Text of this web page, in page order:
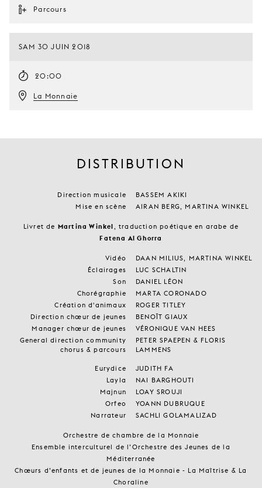
Parcours
SAM 30 JUIN 2018
20:00
La Monnaie
DISTRIBUTION
Direction musicale
BASSEM AKIKI
Mise en scène
AIRAN BERG, MARTINA WINKEL
Livret de Martina Winkel, traduction poétique en arabe de
Fatena Al Ghorra
Vidéo
DAAN MILIUS, MARTINA WINKEL
Éclairages
LUC SCHALTIN
Son
DANIEL LÉON
Chorégraphie
MARTA CORONADO
Création d'animaux
ROGER TITLEY
Direction chœur de jeunes
BENOÎT GIAUX
Manager chœur de jeunes
VÉRONIQUE VAN HEES
General direction community
chorus & parcours
PETER SPAEPEN & FLORIS
LAMMENS
Eurydice
JUDITH FA
Layla
NAI BARGHOUTI
Majnun
LOAY SROUJI
Orfeo
YOANN DUBRUQUE
Narrateur
SACHLI GOLAMALIZAD
Orchestre de chambre de la Monnaie
Ensemble interculturel de l’Orchestre des Jeunes de la
Méditerranée
Chœurs d’enfants et de jeunes de la Monnaie - La Maîtrise & La
Choraline